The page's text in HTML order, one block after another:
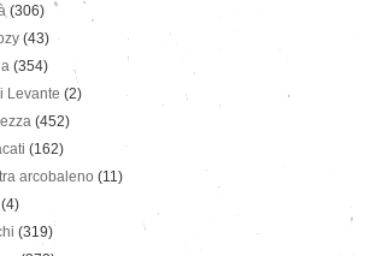
(306)
(43)
(354)
Levante (2)
(452)
(162)
arcobaleno (11)
(4)
(319)